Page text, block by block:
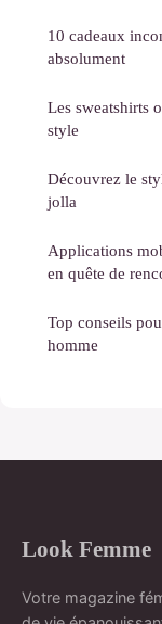
10 cadeaux
absolument
Les sweatshirts
style
Découvrez le
jolla
Applications
en quête de
Top conseils
homme
Look Femme
Votre magazine